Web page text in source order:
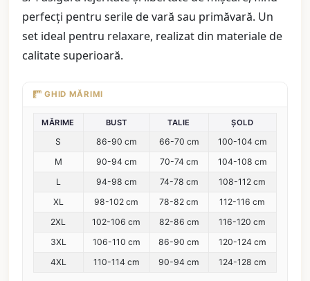
perfecți pentru serile de vară sau primăvară. Un
set ideal pentru relaxare, realizat din materiale de
calitate superioară.
GHID MĂRIMI
MĂRIME BUST TALIE ȘOLD
S 86-90 cm 66-70 cm
100-104 cm
M
90-94 cm 70-74 cm
104-108 cm
L
94-98 cm 74-78 cm
108-112 cm
XL
98-102 cm 78-82 cm
112-116 cm
2XL
102-106 cm 82-86 cm
116-120 cm
3XL
106-110 cm 86-90 cm
120-124 cm
4XL
110-114 cm 90-94 cm 124-128 cm